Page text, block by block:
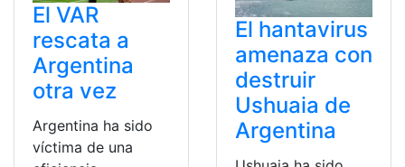
El VAR
rescata a
Argentina
otra vez
Argentina ha sido
víctima de una
El hantavirus
amenaza con
destruir
Ushuaia de
Argentina